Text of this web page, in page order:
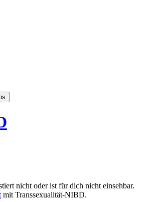
nicht oder ist für dich nicht einsehbar.
mit Transsexualität-NIBD.